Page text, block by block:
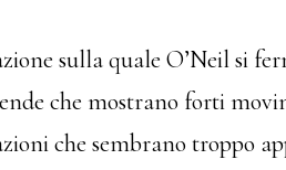
sulla quale O’Neil si
che mostrano forti
che sembrano troppo